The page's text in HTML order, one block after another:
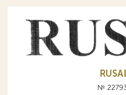
№